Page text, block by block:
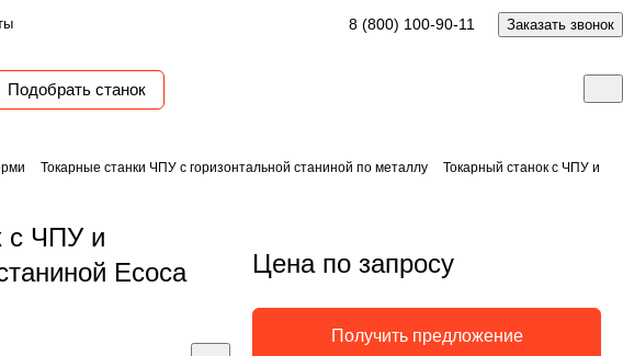
8 (800) 100-90-11 Заказать звонок
Подобрать станок
Токарные станки ЧПУ с горизонтальной станиной по металлу
Токарный станок с ЧПУ и
с ЧПУ и
Ecoca
Цена по запросу
Получить предложение